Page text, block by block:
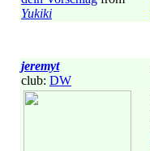
Yukiki
jeremyt
club: DW